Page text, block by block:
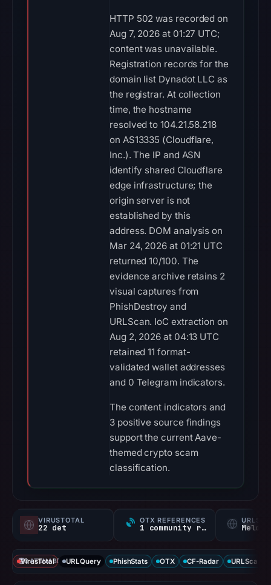
HTTP 502 was recorded on
Aug 7, 2026 at 01:27 UTC;
content was unavailable.
Registration records for the
domain list Dynadot LLC as
the registrar. At collection
time, the hostname
resolved to 104.21.58.218
on AS13335 (Cloudflare,
Inc.). The IP and ASN
identify shared Cloudflare
edge infrastructure; the
origin server is not
established by this
address. DOM analysis on
Mar 24, 2026 at 01:21 UTC
returned 10/100. The
evidence archive retains 2
visual captures from
PhishDestroy and
URLScan. IoC extraction on
Aug 2, 2026 at 04:13 UTC
retained 11 format-
validated wallet addresses
and 0 Telegram indicators.
The content indicators and
3 positive source findings
support the current Aave-
themed crypto scam
classification.
VIRUSTOTAL
22 det
OTX REFERENCES
1 community ref
DATENABDECKUNG
VirusTotal URLQuery PhishStats OTX CF-Radar URLScan